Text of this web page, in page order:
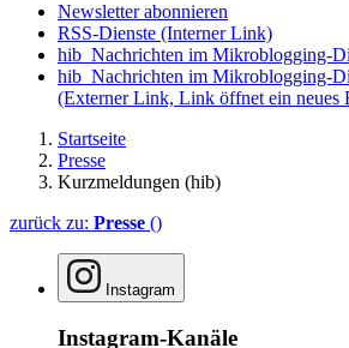
Newsletter abonnieren
RSS-Dienste (Interner Link)
hib_Nachrichten im Mikroblogging-
hib_Nachrichten im Mikroblogging-
(Externer Link, Link öffnet ein neues
Startseite
Presse
Kurzmeldungen (hib)
zurück zu: Presse ()
Instagram
Instagram-Kanäle